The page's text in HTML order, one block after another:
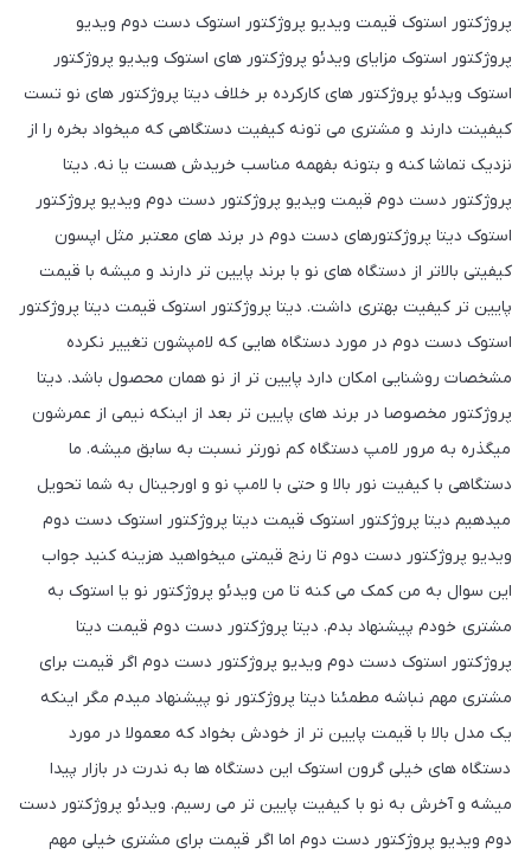
پروژکتور استوک قیمت ویدیو پروژکتور استوک دست دوم ویدیو
پروژکتور استوک مزایای ویدئو پروژکتور های استوک ویدیو پروژکتور
استوک ویدئو پروژکتور های کارکرده بر خلاف دیتا پروژکتور های نو تست
کیفینت دارند و مشتری می تونه کیفیت دستگاهی که میخواد بخره را از
نزدیک تماشا کنه و بتونه بفهمه مناسب خریدش هست یا نه. دیتا
پروژکتور دست دوم قیمت ویدیو پروژکتور دست دوم ویدیو پروژکتور
استوک دیتا پروژکتورهای دست دوم در برند های معتبر مثل اپسون
کیفیتی بالاتر از دستگاه های نو با برند پایین تر دارند و میشه با قیمت
پایین تر کیفیت بهتری داشت. دیتا پروژکتور استوک قیمت دیتا پروژکتور
استوک دست دوم در مورد دستگاه هایی که لامپشون تغییر نکرده
مشخصات روشنایی امکان دارد پایین تر از نو همان محصول باشد. دیتا
پروژکتور مخصوصا در برند های پایین تر بعد از اینکه نیمی از عمرشون
میگذره به مرور لامپ دستگاه کم نورتر نسبت به سابق میشه. ما
دستگاهی با کیفیت نور بالا و حتی با لامپ نو و اورجینال به شما تحویل
میدهیم دیتا پروژکتور استوک قیمت دیتا پروژکتور استوک دست دوم
ویدیو پروژکتور دست دوم تا رنج قیمتی میخواهید هزینه کنید جواب
این سوال به من کمک می کنه تا من ویدئو پروژکتور نو یا استوک به
مشتری خودم پیشنهاد بدم. دیتا پروژکتور دست دوم قیمت دیتا
پروژکتور استوک دست دوم ویدیو پروژکتور دست دوم اگر قیمت برای
مشتری مهم نباشه مطمئنا دیتا پروژکتور نو پیشنهاد میدم مگر اینکه
یک مدل بالا با قیمت پایین تر از خودش بخواد که معمولا در مورد
دستگاه های خیلی گرون استوک این دستگاه ها به ندرت در بازار پیدا
میشه و آخرش به نو با کیفیت پایین تر می رسیم. ویدئو پروژکتور دست
دوم ویدیو پروژکتور دست دوم اما اگر قیمت برای مشتری خیلی مهم